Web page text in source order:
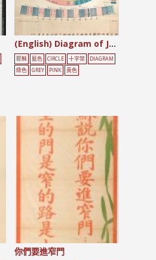
(English) Diagram of Jesus’ Life
耶穌 藍色 CIRCLE 十字架
DIAGRAM
綠色
GREY PINK 黃色
你們要進窄門